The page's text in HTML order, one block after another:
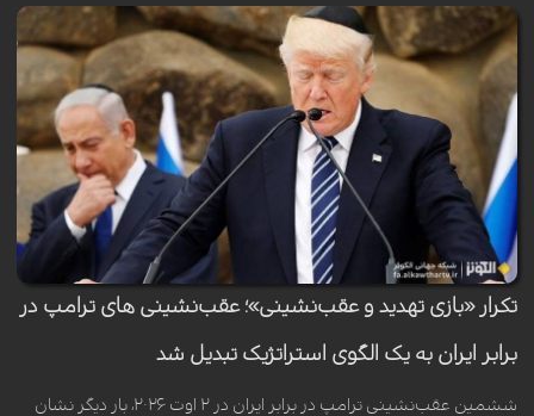
تکرار «بازی تهدید و عقب‌نشینی»؛ عقب‌نشینی های ترامپ در
برابر ایران به یک الگوی استراتژیک تبدیل شد
ششمین عقب‌نشینی ترامپ در برابر ایران در ۲ اوت ۲۰۲۶، بار دیگر نشان